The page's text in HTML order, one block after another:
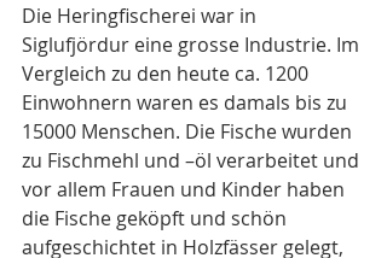
Die Heringfischerei war in
Siglufjördur eine grosse Industrie. Im
Vergleich zu den heute ca. 1200
Einwohnern waren es damals bis zu
15000 Menschen. Die Fische wurden
zu Fischmehl und –öl verarbeitet und
vor allem Frauen und Kinder haben
die Fische geköpft und schön
aufgeschichtet in Holzfässer gelegt,